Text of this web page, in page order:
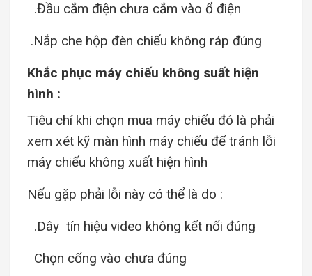
.Đầu cắm điện chưa cắm vào ổ điện
.Nắp che hộp đèn chiếu không ráp đúng
Khắc phục máy chiếu không suất hiện
hình :
Tiêu chí khi chọn mua máy chiếu đó là phải
xem xét kỹ màn hình máy chiếu để tránh lỗi
máy chiếu không xuất hiện hình
Nếu gặp phải lỗi này có thể là do :
.Dây tín hiệu video không kết nối đúng
Chọn cổng vào chưa đúng